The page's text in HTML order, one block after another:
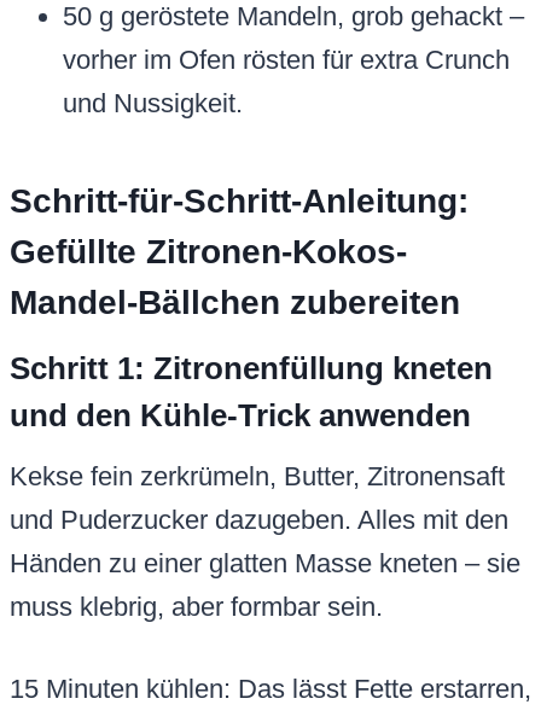
50 g geröstete Mandeln, grob gehackt –
vorher im Ofen rösten für extra Crunch
und Nussigkeit.
Schritt-für-Schritt-Anleitung:
Gefüllte Zitronen-Kokos-
Mandel-Bällchen zubereiten
Schritt 1: Zitronenfüllung kneten
und den Kühle-Trick anwenden
Kekse fein zerkrümeln, Butter, Zitronensaft
und Puderzucker dazugeben. Alles mit den
Händen zu einer glatten Masse kneten – sie
muss klebrig, aber formbar sein.
15 Minuten kühlen: Das lässt Fette erstarren,